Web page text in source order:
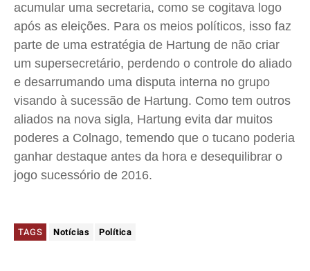
acumular uma secretaria, como se cogitava logo
após as eleições. Para os meios políticos, isso faz
parte de uma estratégia de Hartung de não criar
um supersecretário, perdendo o controle do aliado
e desarrumando uma disputa interna no grupo
visando à sucessão de Hartung. Como tem outros
aliados na nova sigla, Hartung evita dar muitos
poderes a Colnago, temendo que o tucano poderia
ganhar destaque antes da hora e desequilibrar o
jogo sucessório de 2016.
TAGS Notícias Política